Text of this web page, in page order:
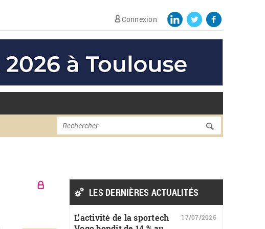
Connexion
Formulaire de
Rechercher
LES DERNIÈRES ACTUALITÉS
L’activité de la sportech
17/07/2026